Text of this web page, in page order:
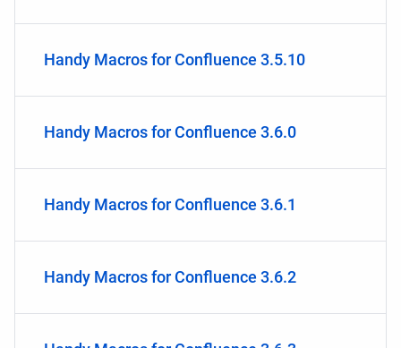
Handy Macros for Confluence 3.5.10
Handy Macros for Confluence 3.6.0
Handy Macros for Confluence 3.6.1
Handy Macros for Confluence 3.6.2